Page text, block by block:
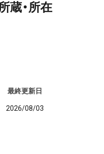
蔵・所在
最終更新日
2026/08/03